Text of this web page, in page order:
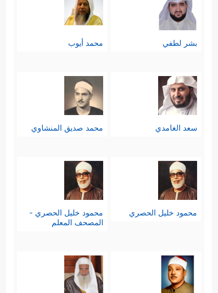
بشر لطفي محمد أيوب
سعد الغامدي محمد صديق المنشاوي
محمود خليل الحصري
محمود خليل الحصري -
المصحف المعلم